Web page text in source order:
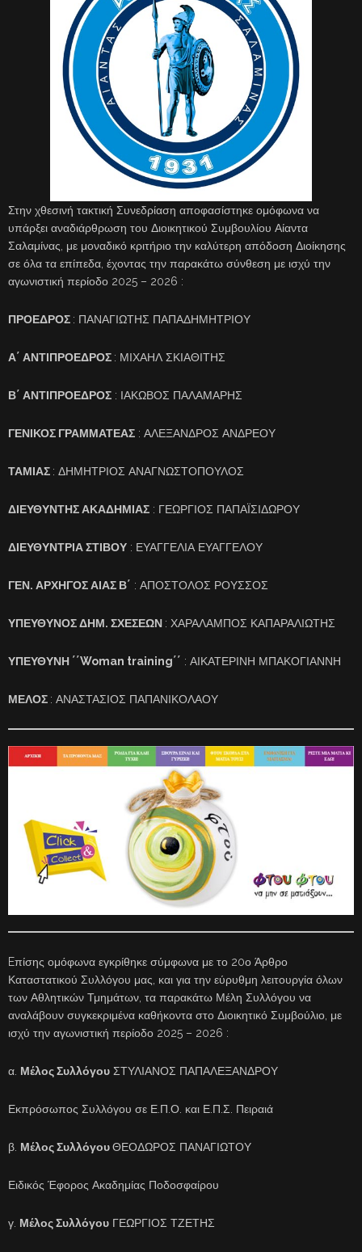
Στην χθεσινή τακτική Συνεδρίαση αποφασίστηκε ομόφωνα να
υπάρξει αναδιάρθρωση του Διοικητικού Συμβουλίου Αίαντα
Σαλαμίνας, με μοναδικό κριτήριο την καλύτερη απόδοση Διοίκησης
σε όλα τα επίπεδα, έχοντας την παρακάτω σύνθεση με ισχύ την
αγωνιστική περίοδο 2025 – 2026 :
ΠΡΟΕΔΡΟΣ : ΠΑΝΑΓΙΩΤΗΣ ΠΑΠΑΔΗΜΗΤΡΙΟΥ
Α΄ ΑΝΤΙΠΡΟΕΔΡΟΣ : ΜΙΧΑΗΛ ΣΚΙΑΘΙΤΗΣ
Β΄ ΑΝΤΙΠΡΟΕΔΡΟΣ : ΙΑΚΩΒΟΣ ΠΑΛΑΜΑΡΗΣ
ΓΕΝΙΚΟΣ ΓΡΑΜΜΑΤΕΑΣ : ΑΛΕΞΑΝΔΡΟΣ ΑΝΔΡΕΟΥ
ΤΑΜΙΑΣ : ΔΗΜΗΤΡΙΟΣ ΑΝΑΓΝΩΣΤΟΠΟΥΛΟΣ
ΔΙΕΥΘΥΝΤΗΣ ΑΚΑΔΗΜΙΑΣ : ΓΕΩΡΓΙΟΣ ΠΑΠΑΪΣΙΔΩΡΟΥ
ΔΙΕΥΘΥΝΤΡΙΑ ΣΤΙΒΟΥ : ΕΥΑΓΓΕΛΙΑ ΕΥΑΓΓΕΛΟΥ
ΓΕΝ. ΑΡΧΗΓΟΣ ΑΙΑΣ Β΄ : ΑΠΟΣΤΟΛΟΣ ΡΟΥΣΣΟΣ
ΥΠΕΥΘΥΝΟΣ ΔΗΜ. ΣΧΕΣΕΩΝ : ΧΑΡΑΛΑΜΠΟΣ ΚΑΠΑΡΑΛΙΩΤΗΣ
ΥΠΕΥΘΥΝΗ ΄΄Woman training΄΄ : ΑΙΚΑΤΕΡΙΝΗ ΜΠΑΚΟΓΙΑΝΝΗ
ΜΕΛΟΣ : ΑΝΑΣΤΑΣΙΟΣ ΠΑΠΑΝΙΚΟΛΑΟΥ
Eπίσης ομόφωνα εγκρίθηκε σύμφωνα με το 20ο Άρθρο
Καταστατικού Συλλόγου μας, και για την εύρυθμη λειτουργία όλων
των Αθλητικών Τμημάτων, τα παρακάτω Μέλη Συλλόγου να
αναλάβουν συγκεκριμένα καθήκοντα στο Διοικητικό Συμβούλιο, με
ισχύ την αγωνιστική περίοδο 2025 – 2026 :
α. Μέλος Συλλόγου ΣΤΥΛΙΑΝΟΣ ΠΑΠΑΛΕΞΑΝΔΡΟΥ
Εκπρόσωπος Συλλόγου σε Ε.Π.Ο. και Ε.Π.Σ. Πειραιά
β. Μέλος ΣυλλόγουΘΕΟΔΩΡΟΣ ΠΑΝΑΓΙΩΤΟΥ
Ειδικός Έφορος Ακαδημίας Ποδοσφαίρου
γ. Μέλος Συλλόγου ΓΕΩΡΓΙΟΣ ΤΖΕΤΗΣ